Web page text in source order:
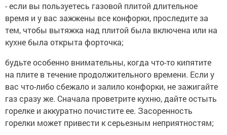
- если вы пользуетесь газовой плитой длительное
время и у вас зажжены все конфорки, проследите за
тем, чтобы вытяжка над плитой была включена или на
кухне была открыта форточка;
будьте особенно внимательны, когда что-то кипятите
на плите в течение продолжительного времени. Если у
вас что-либо сбежало и залило конфорки, не зажигайте
газ сразу же. Сначала проветрите кухню, дайте остыть
горелке и аккуратно почистите ее. Засоренность
горелки может привести к серьезным неприятностям;